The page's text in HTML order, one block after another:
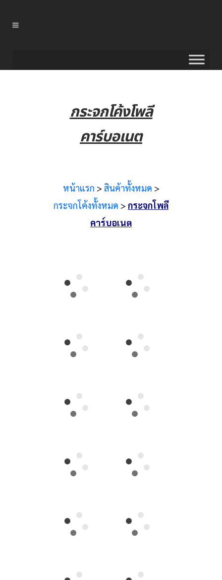
กระจกโค้งโพลี
คาร์บอเนต
หน้าแรก > สินค้าทั้งหมด >
กระจกโค้งทั้งหมด > กระจกโพลี
คาร์บอเนต